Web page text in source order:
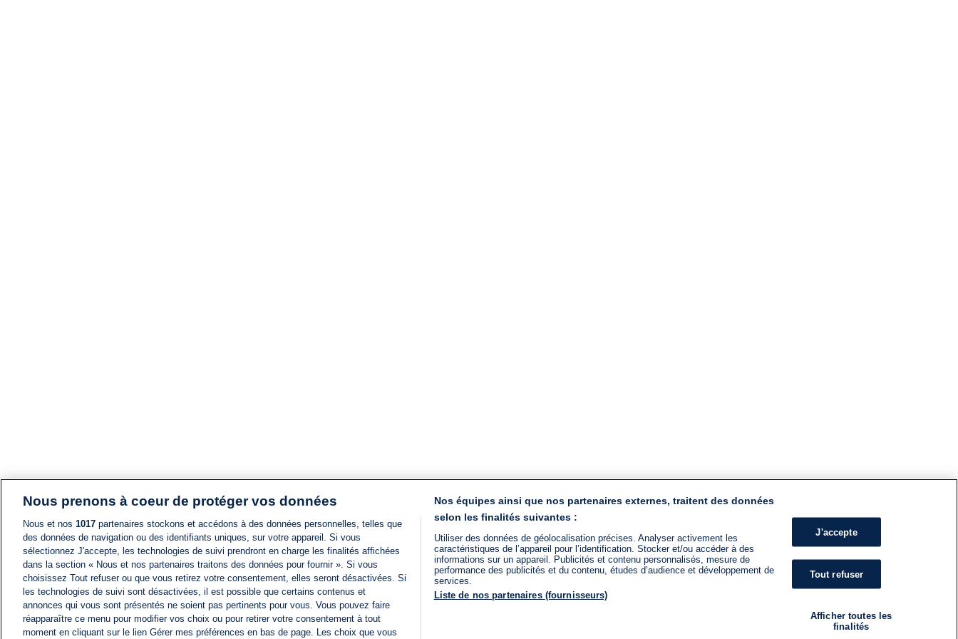
Nous prenons à coeur de protéger vos données
Nous et nos 1017 partenaires stockons et accédons à des données personnelles, telles que
des données de navigation ou des identifiants uniques, sur votre appareil. Si vous
sélectionnez J'accepte, les technologies de suivi prendront en charge les finalités affichées
dans la section « Nous et nos partenaires traitons des données pour fournir ». Si vous
choisissez Tout refuser ou que vous retirez votre consentement, elles seront désactivées. Si
les technologies de suivi sont désactivées, il est possible que certains contenus et
annonces qui vous sont présentés ne soient pas pertinents pour vous. Vous pouvez faire
réapparaître ce menu pour modifier vos choix ou pour retirer votre consentement à tout
moment en cliquant sur le lien Gérer mes préférences en bas de page. Les choix que vous
Nos équipes ainsi que nos partenaires externes, traitent des données
selon les finalités suivantes :
Utiliser des données de géolocalisation précises. Analyser activement les
caractéristiques de l’appareil pour l’identification. Stocker et/ou accéder à des
informations sur un appareil. Publicités et contenu personnalisés, mesure de
performance des publicités et du contenu, études d’audience et développement de
services.
Liste de nos partenaires (fournisseurs)
J'accepte
Tout refuser
Afficher toutes les
finalités